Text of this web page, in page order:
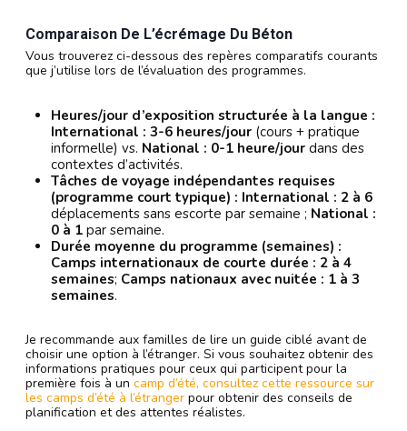
Comparaison De L’écrémage Du Béton
Vous trouverez ci-dessous des repères comparatifs courants
que j’utilise lors de l’évaluation des programmes.
Heures/jour d’exposition structurée à la langue :
International : 3-6 heures/jour (cours + pratique
informelle) vs. National : 0-1 heure/jour dans des
contextes d’activités.
Tâches de voyage indépendantes requises
(programme court typique) : International : 2 à 6
déplacements sans escorte par semaine ; National :
0 à 1 par semaine.
Durée moyenne du programme (semaines) :
Camps internationaux de courte durée : 2 à 4
semaines; Camps nationaux avec nuitée : 1 à 3
semaines.
Je recommande aux familles de lire un guide ciblé avant de
choisir une option à l’étranger. Si vous souhaitez obtenir des
informations pratiques pour ceux qui participent pour la
première fois à un camp d’été, consultez cette ressource sur
les camps d’été à l’étranger pour obtenir des conseils de
planification et des attentes réalistes.